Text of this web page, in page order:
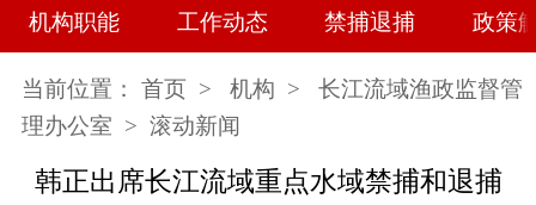
机构职能 工作动态 禁捕退捕 政策
当前位置： 首页 > 机构 >
长江流域渔政监督管
理办公室 > 滚动新闻
韩正出席长江流域重点水域禁捕和退捕